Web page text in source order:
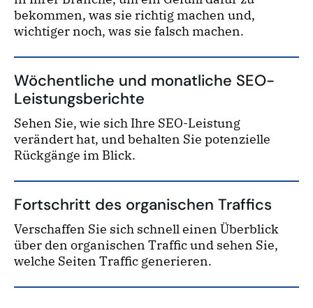
bekommen, was sie richtig machen und,
wichtiger noch, was sie falsch machen.
Wöchentliche und monatliche SEO-
Leistungsberichte
Sehen Sie, wie sich Ihre SEO-Leistung
verändert hat, und behalten Sie potenzielle
Rückgänge im Blick.
Fortschritt des organischen Traffics
Verschaffen Sie sich schnell einen Überblick
über den organischen Traffic und sehen Sie,
welche Seiten Traffic generieren.